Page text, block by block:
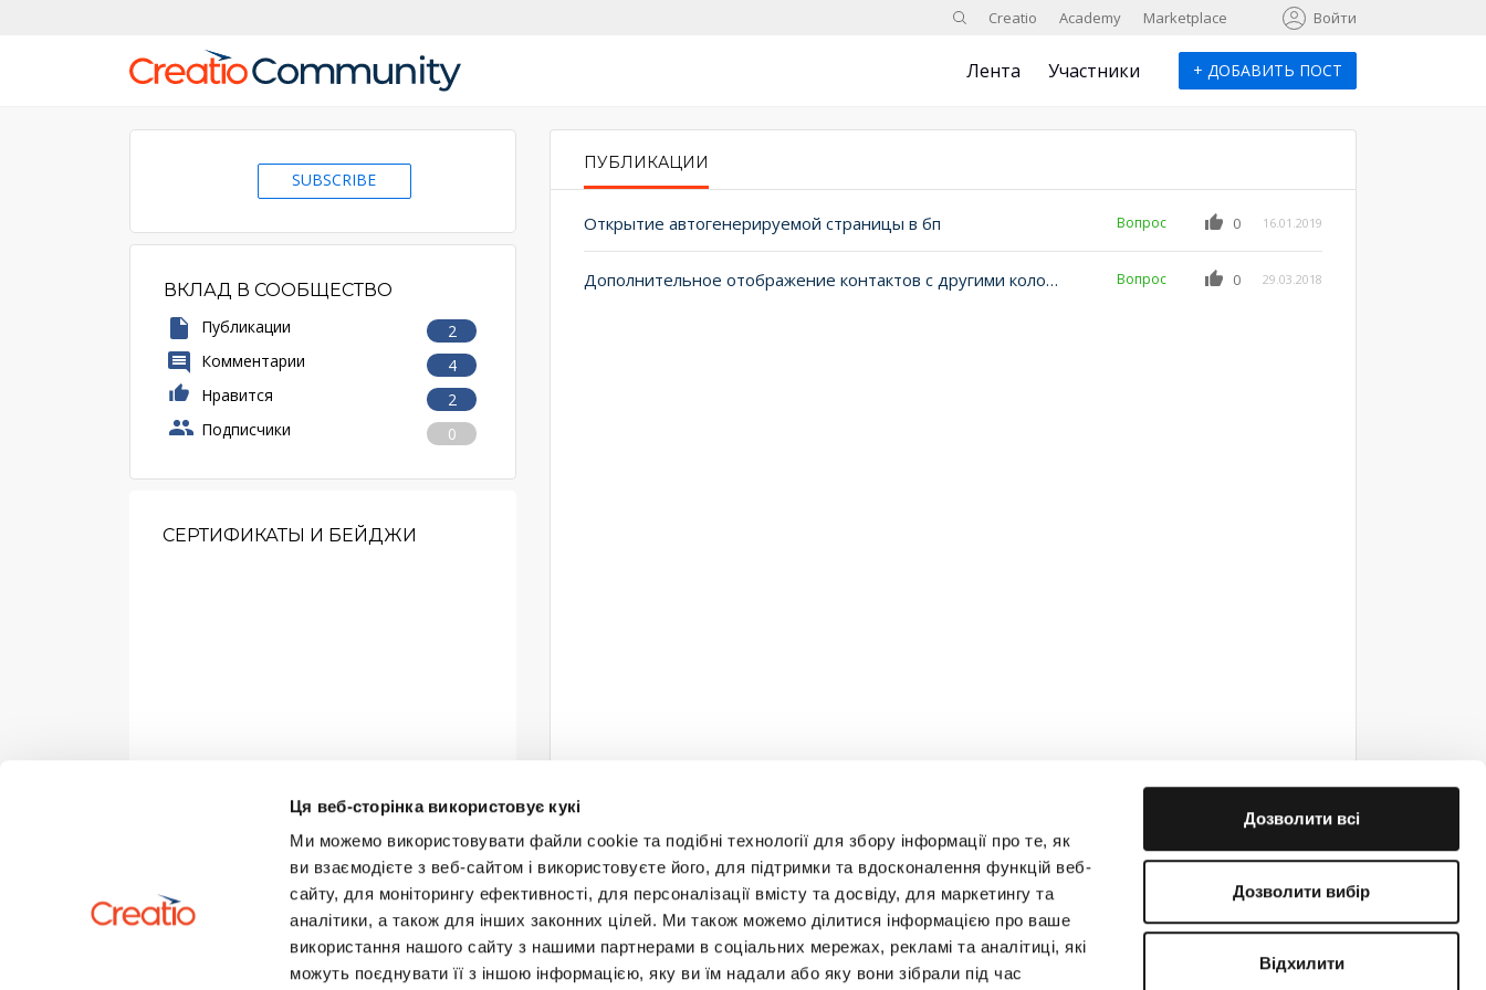
Ця веб-сторінка використовує кукі
Ми можемо використовувати файли cookie та подібні технології для збору інформації про те, як
ви взаємодієте з веб-сайтом і використовуєте його, для підтримки та вдосконалення функцій веб-
сайту, для моніторингу ефективності, для персоналізації вмісту та досвіду, для маркетингу та
аналітики, а також для інших законних цілей. Ми також можемо ділитися інформацією про ваше
використання нашого сайту з нашими партнерами в соціальних мережах, рекламі та аналітиці, які
можуть поєднувати її з іншою інформацією, яку ви їм надали або яку вони зібрали під час
Дозволити всі
Дозволити вибір
Відхилити
ПоискCreatio Academy Marketplace Войти
Лента Участники + ДОБАВИТЬ ПОСТ
PRIMARY TABS
ПУБЛИКАЦИИ
Открытие автогенерируемой страницы в бп Вопрос 0 16.01.2019
Дополнительное отображение контактов с другими колонками Вопрос 0 29.03.2018
SUBSCRIBE
ВКЛАД В СООБЩЕСТВО
Публикации
2
Комментарии
4
Нравится
2
Подписчики
0
СЕРТИФИКАТЫ И БЕЙДЖИ
Будьте на связи!